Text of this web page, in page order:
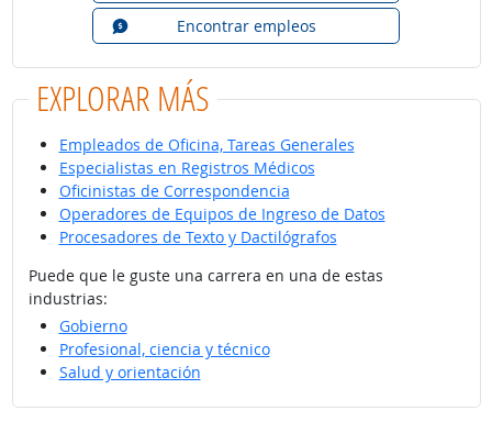
Encontrar empleos
EXPLORAR MÁS
Empleados de Oficina, Tareas Generales
Especialistas en Registros Médicos
Oficinistas de Correspondencia
Operadores de Equipos de Ingreso de Datos
Procesadores de Texto y Dactilógrafos
Puede que le guste una carrera en una de estas
industrias:
Gobierno
Profesional, ciencia y técnico
Salud y orientación